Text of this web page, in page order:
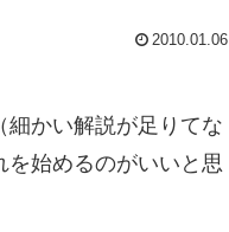
2010.01.06
かい解説が足りてな
始めるのがいいと思